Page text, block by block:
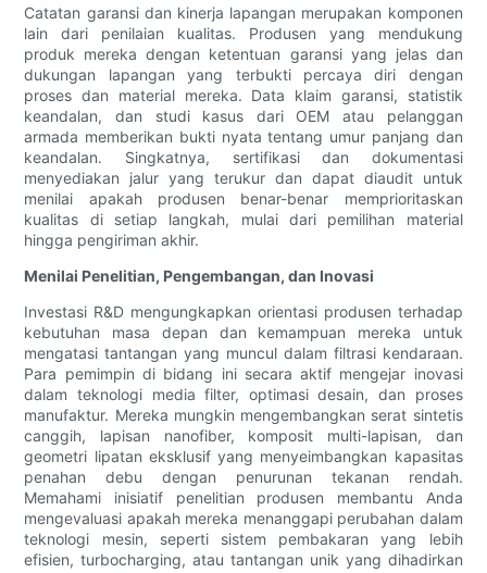
Catatan garansi dan kinerja lapangan merupakan komponen
lain dari penilaian kualitas. Produsen yang mendukung
produk mereka dengan ketentuan garansi yang jelas dan
dukungan lapangan yang terbukti percaya diri dengan
proses dan material mereka. Data klaim garansi, statistik
keandalan, dan studi kasus dari OEM atau pelanggan
armada memberikan bukti nyata tentang umur panjang dan
keandalan. Singkatnya, sertifikasi dan dokumentasi
menyediakan jalur yang terukur dan dapat diaudit untuk
menilai apakah produsen benar-benar memprioritaskan
kualitas di setiap langkah, mulai dari pemilihan material
hingga pengiriman akhir.
Menilai Penelitian, Pengembangan, dan Inovasi
Investasi R&D mengungkapkan orientasi produsen terhadap
kebutuhan masa depan dan kemampuan mereka untuk
mengatasi tantangan yang muncul dalam filtrasi kendaraan.
Para pemimpin di bidang ini secara aktif mengejar inovasi
dalam teknologi media filter, optimasi desain, dan proses
manufaktur. Mereka mungkin mengembangkan serat sintetis
canggih, lapisan nanofiber, komposit multi-lapisan, dan
geometri lipatan eksklusif yang menyeimbangkan kapasitas
penahan debu dengan penurunan tekanan rendah.
Memahami inisiatif penelitian produsen membantu Anda
mengevaluasi apakah mereka menanggapi perubahan dalam
teknologi mesin, seperti sistem pembakaran yang lebih
efisien, turbocharging, atau tantangan unik yang dihadirkan